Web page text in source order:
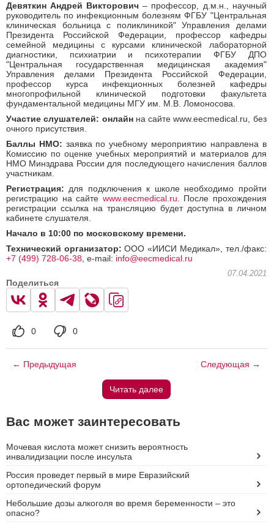
Девяткин Андрей Викторович – профессор, д.м.н., научный
руководитель по инфекционным болезням ФГБУ "Центральная
клиническая больница с поликлиникой" Управления делами
Президента Российской Федерации, профессор кафедры
семейной медицины с курсами клинической лабораторной
диагностики, психиатрии и психотерапии ФГБУ ДПО
"Центральная государственная медицинская академия"
Управления делами Президента Российской Федерации,
профессор курса инфекционных болезней кафедры
многопрофильной клинической подготовки факультета
фундаментальной медицины МГУ им. М.В. Ломоносова.
Участие слушателей: онлайнна сайте www.eecmedical.ru, без
очного присутствия.
Баллы НМО: заявка по учебному мероприятию направлена в
Комиссию по оценке учебных мероприятий и материалов для
НМО Минздрава России для последующего начисления баллов
участникам.
Регистрация:для подключения к школе необходимо пройти
регистрацию на сайте www.eecmedical.ru. После прохождения
регистрации ссылка на трансляцию будет доступна в личном
кабинете слушателя.
Начало в 10:00 по московскому времени.
Технический организатор: ООО «ИИСИ Медикал», тел./факс:
+7 (499) 728-06-38, e-mail: info@eecmedical.ru
07.04.2021
Поделиться
0 0
← Предыдущая Следующая →
Читать далее
Вас может заинтересовать
Мочевая кислота может снизить вероятность
инвалидизации после инсульта
Россия проведет первый в мире Евразийский
ортопедический форум
Небольшие дозы алкоголя во время беременности – это
опасно?